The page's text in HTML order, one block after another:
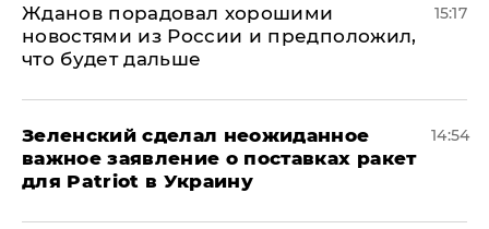
Жданов порадовал хорошими
новостями из России и предположил,
что будет дальше
15:17
Зеленский сделал неожиданное
важное заявление о поставках ракет
для Patriot в Украину
14:54